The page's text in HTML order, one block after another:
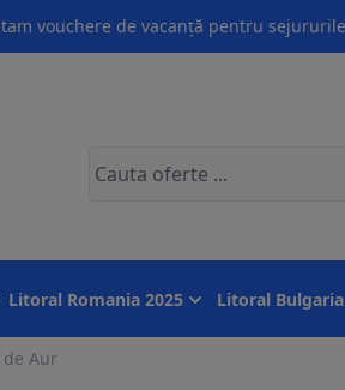
vouchere de vacanță pentru
Litoral Romania 2025 Litoral
de Aur